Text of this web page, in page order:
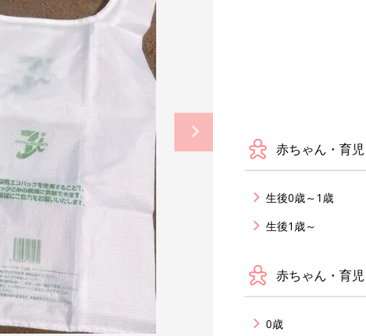
赤ちゃん・育児
生後0歳～1歳
生後1歳～
赤ちゃん・育児
0歳